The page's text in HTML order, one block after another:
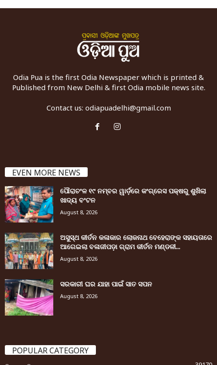
Odia Pua is the first Odia Newspaper which is printed &
Published from New Delhi & first Odia mobile news site.
Contact us: odiapuadelhi@gmail.com
EVEN MORE NEWS
ପୌରାଚଂଳ ୧୯ ନମ୍ବର ୱାର୍ଡ଼ରେ କଂଗ୍ରେସ ପକ୍ଷରୁ ଶୁଖିଲା
ଖାଦ୍ୟ ବଂଟନ
August 8, 2026
ଅସୁସ୍ଥ କୀର୍ତନ କଳାକାର ଲୋକନାଥ ବେହେରାଙ୍କ ସହାୟତାରେ
ଆଗେଇଲା ବଳାଜୀପଡ଼ା ଗ୍ରାମ କୀର୍ତନ ମଣ୍ଡଳୀ...
August 8, 2026
ସରକାରୀ ଘର ଯାହା ପାଇଁ ସାତ ସପନ
August 8, 2026
POPULAR CATEGORY